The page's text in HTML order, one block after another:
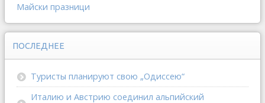
Майски празници
ПОСЛЕДНЕЕ
Туристы планируют свою „Одиссею“
Италию и Австрию соединил альпийский